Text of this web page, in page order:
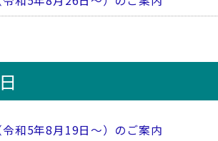
和5年8月19日～）のご案内